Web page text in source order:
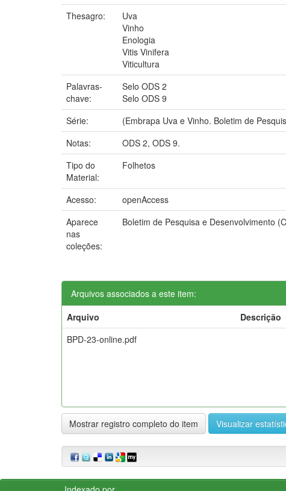
Thesagro:
Uva
Vinho
Enologia
Vitis Vinifera
Viticultura
Palavras-
chave:
Selo ODS 2
Selo ODS 9
Série:
(Embrapa Uva e Vinho. Boletim de
Notas:
ODS 2, ODS 9.
Tipo do
Material:
Folhetos
Acesso:
openAccess
Aparece
nas
coleções:
Boletim de Pesquisa e Desenvolvimento
Arquivos associados a este item:
Arquivo
Descrição
BPD-23-online.pdf
Mostrar registro completo do item Visualizar